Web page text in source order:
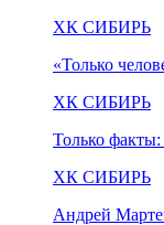
ХК СИБИРЬ
«Только
ХК СИБИРЬ
Только
ХК СИБИРЬ
Андрей